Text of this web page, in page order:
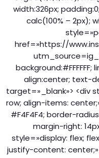
width:326px;
calc(100% – 2px);
href=»https://
align:center; text-
target=»_blank»> <div
row; align-items:
#F4F4F4; border-
margin-right:
style=»display: flex;
justify-content: